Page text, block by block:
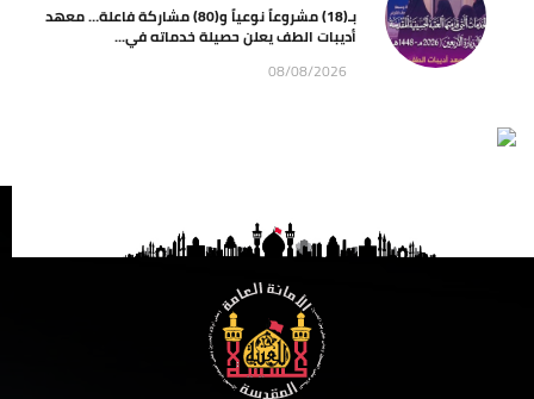
بـ(18) مشروعاً نوعياً و(80) مشاركة فاعلة… معهد
أديبات الطف يعلن حصيلة خدماته في...
08/08/2026